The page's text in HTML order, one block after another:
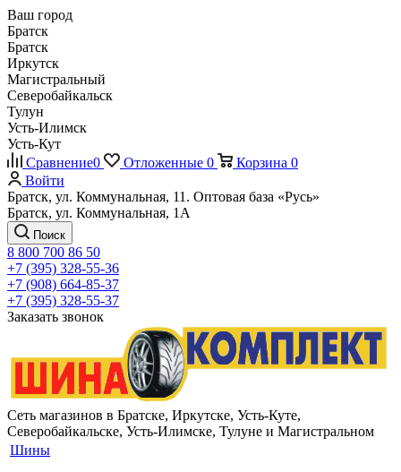
Ваш город
Братск
Братск
Иркутск
Магистральный
Северобайкальск
Тулун
Усть-Илимск
Усть-Кут
Сравнение0 Отложенные 0 Корзина 0
Войти
Братск, ул. Коммунальная, 11. Оптовая база «Русь»
Братск, ул. Коммунальная, 1А
Поиск
8 800 700 86 50
+7 (395) 328-55-36
+7 (908) 664-85-37
+7 (395) 328-55-37
Заказать звонок
Сеть магазинов в Братске, Иркутске, Усть-Куте,
Северобайкальске, Усть-Илимске, Тулуне и Магистральном
Шины